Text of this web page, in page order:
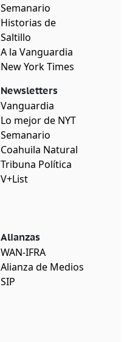
Semanario
Historias de
Saltillo
A la Vanguardia
New York Times
Newsletters
Vanguardia
Lo mejor de NYT
Semanario
Coahuila Natural
Tribuna Política
V+List
Alianzas
WAN-IFRA
Alianza de Medios
SIP